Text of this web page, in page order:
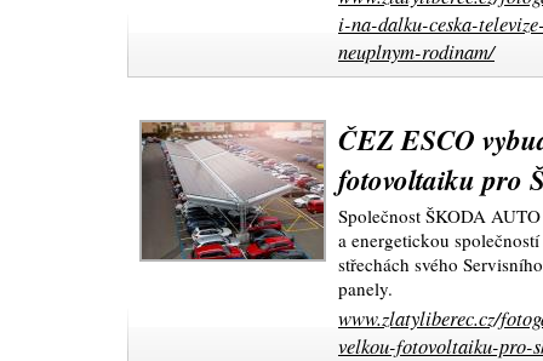
i-na-dalku-ceska-
neuplnym-rodinam/
ČEZ ESCO
fotovoltaiku pro
Společnost ŠKODA
a energetickou
střechách svého
panely.
www.zlatyliberec.cz/
velkou-fotovoltaiku-pro-